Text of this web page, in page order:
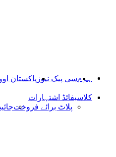
ہومسی پیک نیوز پاکستان
کلاسیفائڈ اشتہارات
پلاٹ برائے فروخت